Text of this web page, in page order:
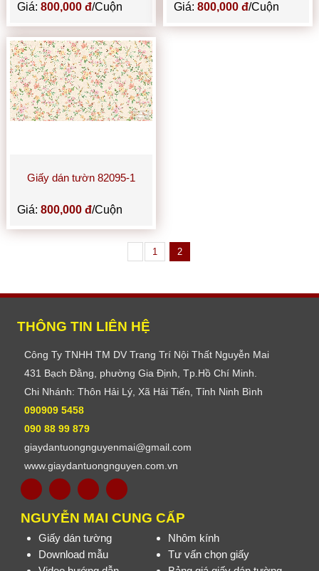
Giá:800,000 đ/Cuộn Giá: 800,000 đ/Cuộn
Giấy dán tườn 82095-1
Giá:800,000 đ/Cuộn
1 2
THÔNG TIN LIÊN HỆ
Công Ty TNHH TM DV Trang Trí Nội Thất Nguyễn Mai
431 Bạch Đằng, phường Gia Định, Tp.Hồ Chí Minh.
Chi Nhánh: Thôn Hải Lý, Xã Hải Tiến, Tỉnh Ninh Bình
090909 5458
090 88 99 879
giaydantuongnguyenmai@gmail.com
www.giaydantuongnguyen.com.vn
NGUYỄN MAI CUNG CẤP
Giấy dán tường
Nhôm kính
Download mẫu
Tư vấn chọn giấy